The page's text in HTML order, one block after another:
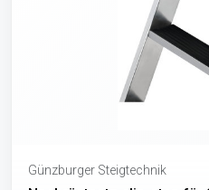
Günzburger Steigtechnik